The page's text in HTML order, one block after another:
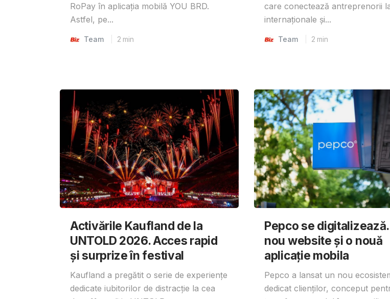
RoPay în aplicația mobilă YOU BRD.
Astfel, pe...
Team 2 min
care conectează antreprenorii
internaționale și...
Team 2 min
Activările Kaufland de la
UNTOLD 2026. Acces rapid
și surprize în festival
Kaufland a pregătit o serie de experiențe
dedicate iubitorilor de distracție la cea
Pepco se digitalizează.
nou website și o nouă
aplicație mobila
Pepco a lansat un nou
dedicat clienților, conceput